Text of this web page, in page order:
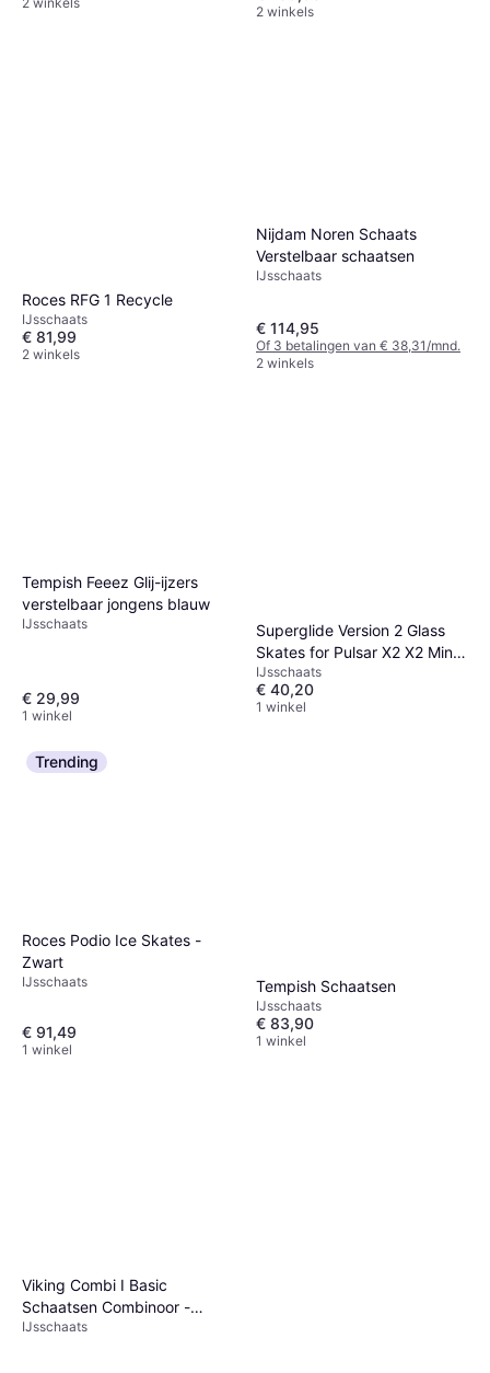
2 winkels
Roces RFG 1 Recycle
IJsschaats
€ 81,99
2 winkels
Nijdam Noren Schaats
Verstelbaar schaatsen
IJsschaats
€ 114,95
Of 3 betalingen van € 38,31/mnd.
2 winkels
Tempish Feeez Glij-ijzers
verstelbaar jongens blauw
IJsschaats
€ 29,99
1 winkel
Superglide Version 2 Glass
Skates for Pulsar X2 X2 Mini
X2V2 X2H
IJsschaats
€ 40,20
1 winkel
Trending
Roces Podio Ice Skates -
Zwart
IJsschaats
€ 91,49
1 winkel
Tempish Schaatsen
IJsschaats
€ 83,90
1 winkel
Viking Combi I Basic
Schaatsen Combinoor -
Zwart/Rood
IJsschaats